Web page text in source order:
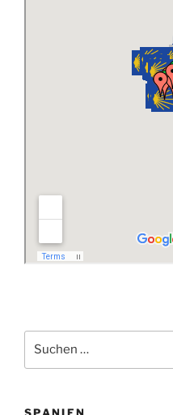
nach:
SPANIEN